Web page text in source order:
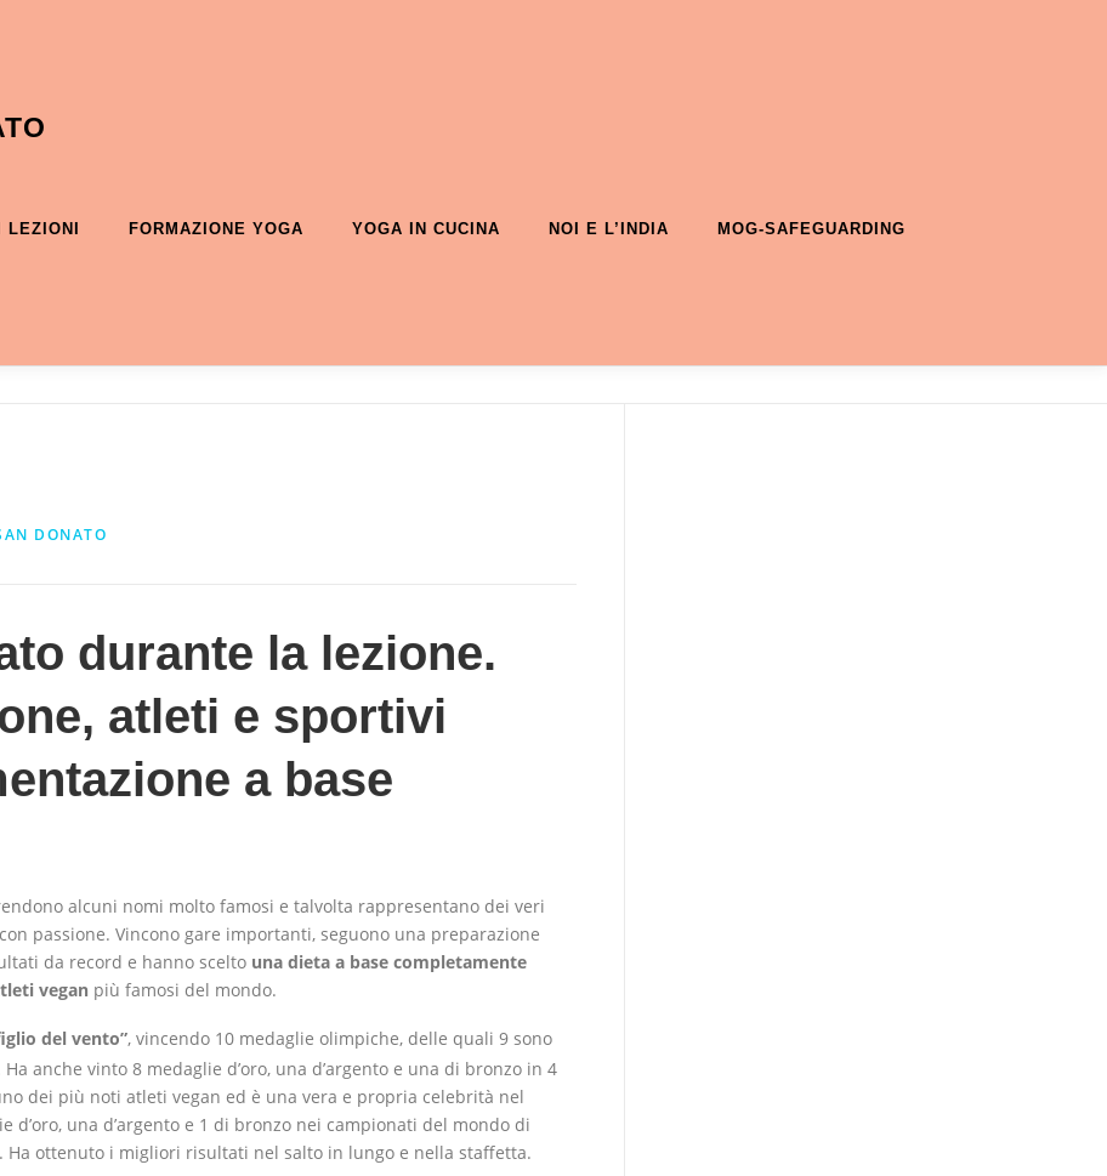
LEZIONI FORMAZIONE YOGA YOGA IN CUCINA NOI E L’INDIA MOG-SAFEGUARDING
DONATO
durante la lezione.
atleti e sportivi
a base
alcuni nomi molto famosi e talvolta rappresentano dei veri
passione. Vincono gare importanti, seguono una preparazione
da record e hanno scelto una dieta a base completamente
vegan più famosi del mondo.
del vento”, vincendo 10 medaglie olimpiche, delle quali 9 sono
anche vinto 8 medaglie d’oro, una d’argento e una di bronzo in 4
dei più noti atleti vegan ed è una vera e propria celebrità nel
una d’argento e 1 di bronzo nei campionati del mondo di
. Ha ottenuto i migliori risultati nel salto in lungo e nella staffetta.